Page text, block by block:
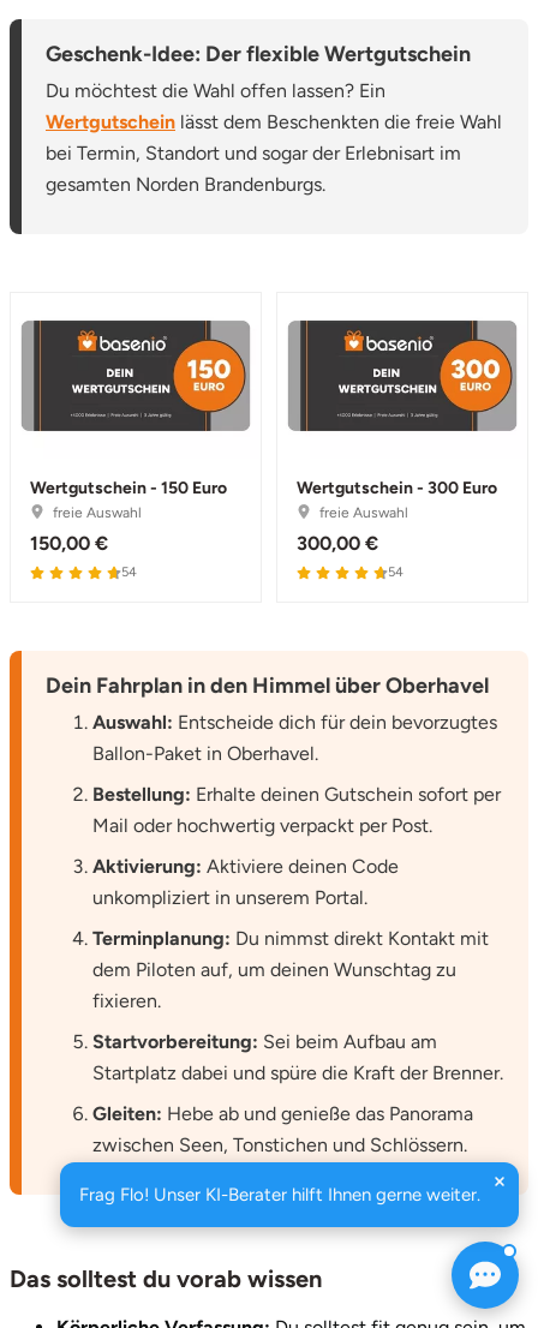
Geschenk-Idee: Der flexible Wertgutschein
Du möchtest die Wahl offen lassen? Ein
Wertgutschein lässt dem Beschenkten die freie Wahl
bei Termin, Standort und sogar der Erlebnisart im
gesamten Norden Brandenburgs.
Wertgutschein - 150 Euro
freie Auswahl
150,00 €
54
Wertgutschein - 300 Euro
freie Auswahl
300,00 €
54
Dein Fahrplan in den Himmel über Oberhavel
Auswahl: Entscheide dich für dein bevorzugtes
Ballon-Paket in Oberhavel.
Bestellung: Erhalte deinen Gutschein sofort per
Mail oder hochwertig verpackt per Post.
Aktivierung: Aktiviere deinen Code
unkompliziert in unserem Portal.
Terminplanung: Du nimmst direkt Kontakt mit
dem Piloten auf, um deinen Wunschtag zu
fixieren.
Startvorbereitung: Sei beim Aufbau am
Startplatz dabei und spüre die Kraft der Brenner.
Gleiten: Hebe ab und genieße das Panorama
zwischen Seen, Tonstichen und Schlössern.
Das solltest du vorab wissen
Frag Flo! Unser KI-Berater hilft Ihnen gerne weiter.